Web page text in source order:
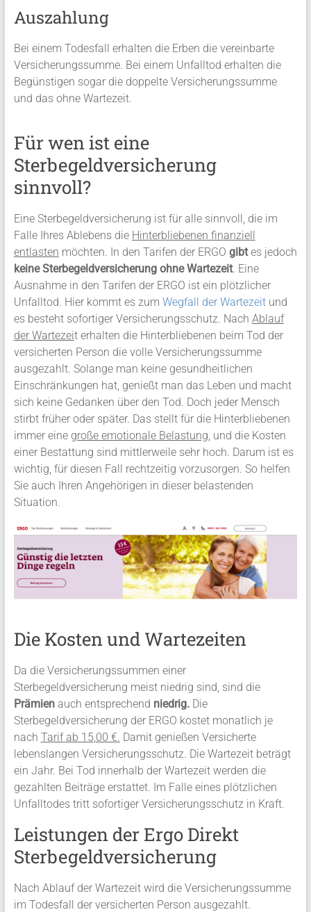
Auszahlung
Bei einem Todesfall erhalten die Erben die vereinbarte
Versicherungssumme. Bei einem Unfalltod erhalten die
Begünstigen sogar die doppelte Versicherungssumme
und das ohne Wartezeit.
Für wen ist eine
Sterbegeldversicherung
sinnvoll?
Eine Sterbegeldversicherung ist für alle sinnvoll, die im
Falle Ihres Ablebens die Hinterbliebenen finanziell
entlasten möchten. In den Tarifen der ERGO gibtes jedoch
keine Sterbegeldversicherung ohne Wartezeit. Eine
Ausnahme in den Tarifen der ERGO ist ein plötzlicher
Unfalltod. Hier kommt es zum Wegfall der Wartezeitund
es besteht sofortiger Versicherungsschutz. Nach Ablauf
der Wartezeit erhalten die Hinterbliebenen beim Tod der
versicherten Person die volle Versicherungssumme
ausgezahlt. Solange man keine gesundheitlichen
Einschränkungen hat, genießt man das Leben und macht
sich keine Gedanken über den Tod. Doch jeder Mensch
stirbt früher oder später. Das stellt für die Hinterbliebenen
immer eine große emotionale Belastung, und die Kosten
einer Bestattung sind mittlerweile sehr hoch. Darum ist es
wichtig, für diesen Fall rechtzeitig vorzusorgen. So helfen
Sie auch Ihren Angehörigen in dieser belastenden
Situation.
Die Kosten und Wartezeiten
Da die Versicherungssummen einer
Sterbegeldversicherung meist niedrig sind, sind die
Prämienauch entsprechend niedrig.Die
Sterbegeldversicherung der ERGO kostet monatlich je
nach Tarif ab 15,00 €. Damit genießen Versicherte
lebenslangen Versicherungsschutz. Die Wartezeit beträgt
ein Jahr. Bei Tod innerhalb der Wartezeit werden die
gezahlten Beiträge erstattet. Im Falle eines plötzlichen
Unfalltodes tritt sofortiger Versicherungsschutz in Kraft.
Leistungen der Ergo Direkt
Sterbegeldversicherung
Nach Ablauf der Wartezeit wird die Versicherungssumme
im Todesfall der versicherten Person ausgezahlt.